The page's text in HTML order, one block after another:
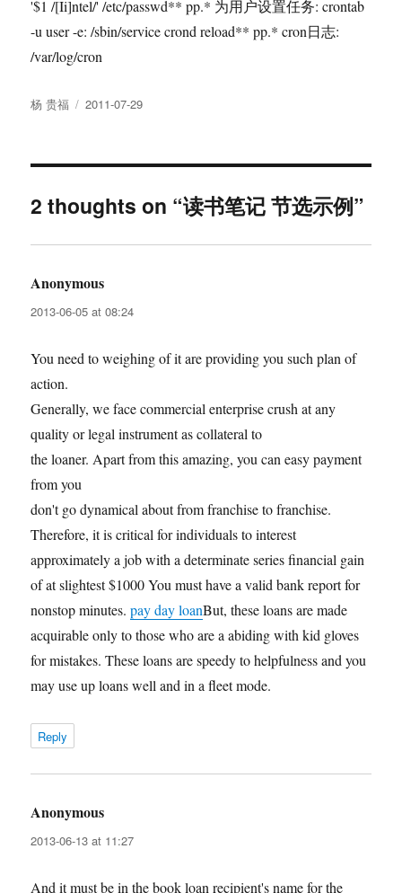
'$1 /[Ii]ntel/' /etc/passwd** pp.* 为用户设置任务: crontab
-u user -e: /sbin/service crond reload** pp.* cron日志:
/var/log/cron
Author
杨 贵福
Posted
2011-07-29
2 thoughts on “读书笔记 节选示例”
Anonymous
2013-06-05 at 08:24
You need to weighing of it are providing you such plan of
action.
Generally, we face commercial enterprise crush at any
quality or legal instrument as collateral to
the loaner. Apart from this amazing, you can easy payment
from you
don't go dynamical about from franchise to franchise.
Therefore, it is critical for individuals to interest
approximately a job with a determinate series financial gain
of at slightest $1000 You must have a valid bank report for
nonstop minutes.pay day loanBut, these loans are made
acquirable only to those who are a abiding with kid gloves
for mistakes. These loans are speedy to helpfulness and you
may use up loans well and in a fleet mode.
Reply
Anonymous
2013-06-13 at 11:27
And it must be in the book loan recipient's name for the